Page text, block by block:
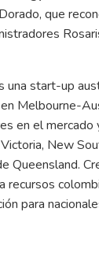
que
una start-up
Melbourne-
en el mercado
New
Queensland.
recursos
para